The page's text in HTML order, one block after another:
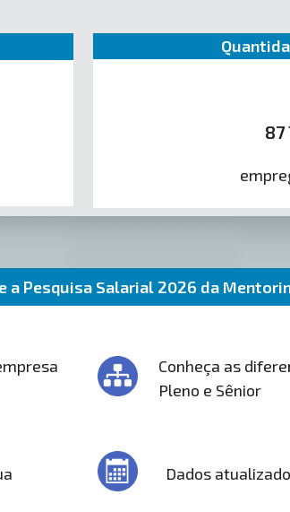
87
a Pesquisa Salarial 2026 da
Conheça as
Pleno e Sênior
Dados